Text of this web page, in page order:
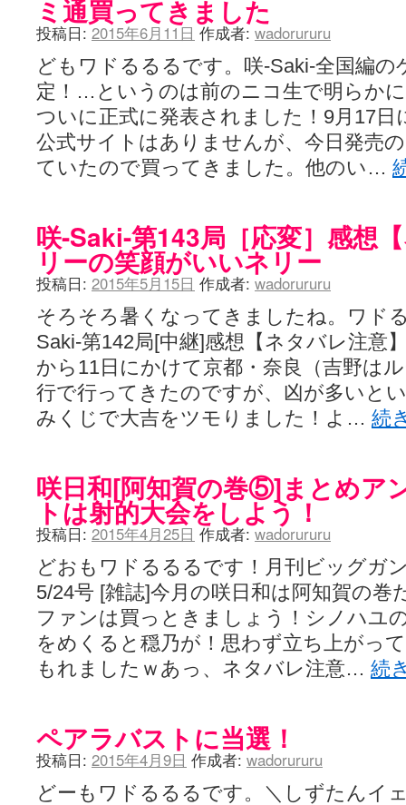
ミ通買ってきました
投稿日: 2015年6月11日 作成者: wadorururu
どもワドるるるです。咲-Saki-全国編の
定！…というのは前のニコ生で明らか
ついに正式に発表されました！9月17日
公式サイトはありませんが、今日発売
ていたので買ってきました。他のい…
咲-Saki-第143局［応変］感想
リーの笑顔がいいネリー
投稿日: 2015年5月15日 作成者: wadorururu
そろそろ暑くなってきましたね。ワド
Saki-第142局[中継]感想【ネタバレ注意
から11日にかけて京都・奈良（吉野は
行で行ってきたのですが、凶が多いと
みくじで大吉をツモりました！よ… 続
咲日和[阿知賀の巻⑤]まとめア
トは射的大会をしよう！
投稿日: 2015年4月25日 作成者: wadorururu
どおもワドるるるです！月刊ビッグ
5/24号 [雑誌]今月の咲日和は阿知賀の巻
ファンは買っときましょう！シノハユ
をめくると穏乃が！思わず立ち上がっ
もれましたｗあっ、ネタバレ注意… 続
ペアラバストに当選！
投稿日: 2015年4月9日 作成者: wadorururu
どーもワドるるるです。＼しずたんイ